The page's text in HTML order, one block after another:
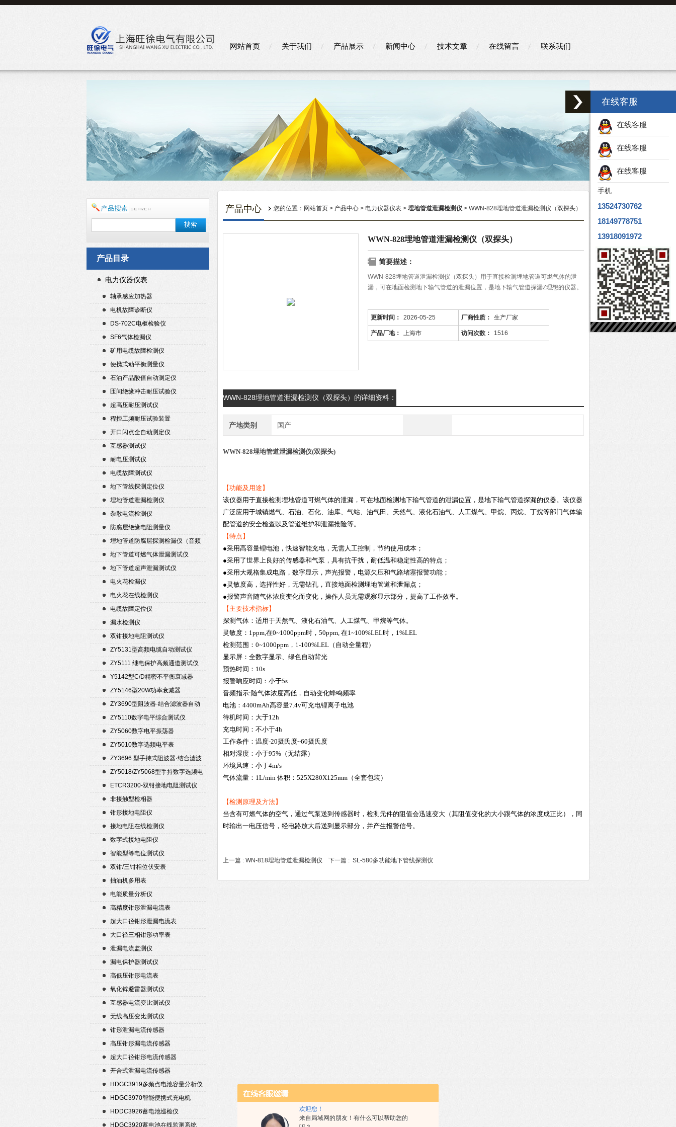
欢迎您！
来自局域网的朋友！有什么可以帮助您的
网站首页 关于我们 产品展示 新闻中心 技术文章 在线留言 联系我们
产品目录
电力仪器仪表
轴承感应加热器
电机故障诊断仪
DS-702C电枢检验仪
SF6气体检漏仪
矿用电缆故障检测仪
便携式动平衡测量仪
石油产品酸值自动测定仪
匝间绝缘冲击耐压试验仪
超高压耐压测试仪
程控工频耐压试验装置
开口闪点全自动测定仪
互感器测试仪
耐电压测试仪
电缆故障测试仪
地下管线探测定位仪
埋地管道泄漏检测仪
杂散电流检测仪
防腐层绝缘电阻测量仪
埋地管道防腐层探测检漏仪（音频
检漏仪）
地下管道可燃气体泄漏测试仪
地下管道超声泄漏测试仪
电火花检漏仪
电火花在线检测仪
电缆故障定位仪
漏水检测仪
双钳接地电阻测试仪
ZY5131型高频电缆自动测试仪
ZY5111 继电保护高频通道测试仪
Y5142型C/D精密不平衡衰减器
（50Ω）
ZY5146型20W功率衰减器
ZY3690型阻波器·结合滤波器自动
测试仪
ZY5110数字电平综合测试仪
ZY5060数字电平振荡器
ZY5010数字选频电平表
ZY3696 型手持式阻波器·结合滤波
器自动测试仪
ZY5018/ZY5068型手持数字选频电
平表/电平振荡器
ETCR3200-双钳接地电阻测试仪
非接触型检相器
钳形接地电阻仪
接地电阻在线检测仪
数字式接地电阻仪
智能型等电位测试仪
双钳/三钳相位伏安表
抽油机多用表
电能质量分析仪
高精度钳形泄漏电流表
超大口径钳形泄漏电流表
大口径三相钳形功率表
泄漏电流监测仪
漏电保护器测试仪
高低压钳形电流表
氧化锌避雷器测试仪
互感器电流变比测试仪
无线高压变比测试仪
钳形泄漏电流传感器
高压钳形漏电流传感器
超大口径钳形电流传感器
开合式泄漏电流传感器
HDGC3919多频点电池容量分析仪
HDGC3970智能便携式充电机
HDDC3926蓄电池巡检仪
HDGC3920蓄电池在线监测系统
产品中心 您的位置： 网站首页 > 产品中心 > 电力仪器仪表 > 埋地管道泄漏检测仪 > WWN-828埋地管道泄漏检测仪（双探头）
WWN-828埋地管道泄漏检测仪（双探头）
简要描述：
WWN-828埋地管道泄漏检测仪（双探头）用于直接检测埋地管道可燃气体的泄
漏，可在地面检测地下输气管道的泄漏位置，是地下输气管道探漏Z理想的仪器。
更新时间： 2026-05-25 厂商性质： 生产厂家
产品厂地： 上海市 访问次数： 1516
WWN-828埋地管道泄漏检测仪（双探头）的详细资料：
产地类别 国产
WWN-828埋地管道泄漏检测仪(双探头)
【功能及用途】
该仪器用于直接检测埋地管道可燃气体的泄漏，可在地面检测地下输气管道的泄漏位置，是地下输气管道探漏的仪器。该仪器
广泛应用于城镇燃气、石油、石化、油库、气站、油气田、天然气、液化石油气、人工煤气、甲烷、丙烷、丁烷等部门气体输
配管道的安全检查以及管道维护和泄漏抢险等。
【特点】
●采用高容量锂电池，快速智能充电，无需人工控制，节约使用成本；
●采用了世界上良好的传感器和气泵，具有抗干扰，耐低温和稳定性高的特点；
●采用大规格集成电路，数字显示，声光报警，电源欠压和气路堵塞报警功能；
●灵敏度高，选择性好，无需钻孔，直接地面检测埋地管道和泄漏点；
●报警声音随气体浓度变化而变化，操作人员无需观察显示部分，提高了工作效率。
【主要技术指标】
探测气体：适用于天然气、液化石油气、人工煤气、甲烷等气体。
灵敏度：1ppm,在0~1000ppm时，50ppm, 在1~100%LEL时，1%LEL
检测范围：0~1000ppm，1-100%LEL（自动全量程）
显示屏：全数字显示、绿色自动背光
预热时间：10s
报警响应时间：小于5s
音频指示:随气体浓度高低，自动变化蜂鸣频率
电池：4400mAh高容量7.4v可充电锂离子电池
待机时间：大于12h
充电时间：不小于4h
工作条件：温度-20摄氏度~60摄氏度
相对湿度：小于95%（无结露）
环境风速：小于4m/s
气体流量：1L/min 体积：525X280X125mm（全套包装）
【检测原理及方法】
当含有可燃气体的空气，通过气泵送到传感器时，检测元件的阻值会迅速变大（其阻值变化的大小跟气体的浓度成正比），同
时输出一电压信号，经电路放大后送到显示部分，并产生报警信号。
上一篇 : WN-818埋地管道泄漏检测仪 下一篇 : SL-580多功能地下管线探测仪
在线客服
在线客服
在线客服
在线客服
手机
13524730762
18149778751
13918091972